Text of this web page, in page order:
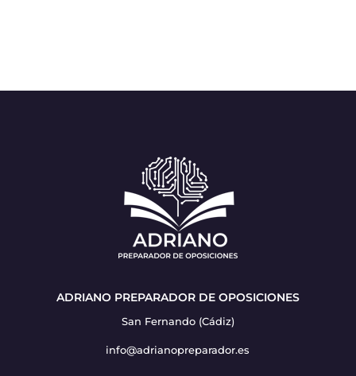
ADRIANO PREPARADOR DE OPOSICIONES
San Fernando (Cádiz)
info@adrianopreparador.es